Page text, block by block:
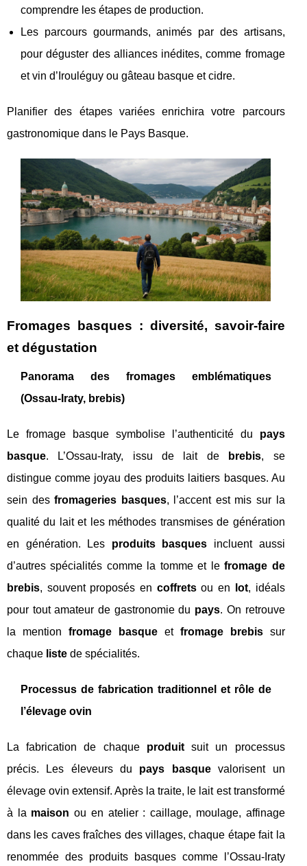
comprendre les étapes de production.
Les parcours gourmands, animés par des artisans,
pour déguster des alliances inédites, comme fromage
et vin d’Irouléguy ou gâteau basque et cidre.
Planifier des étapes variées enrichira votre parcours
gastronomique dans le Pays Basque.
Fromages basques : diversité, savoir-faire
et dégustation
Panorama des fromages emblématiques
(Ossau-Iraty, brebis)
Le fromage basque symbolise l’authenticité du pays
basque. L’Ossau-Iraty, issu de lait de brebis, se
distingue comme joyau des produits laitiers basques. Au
sein desfromageries basques, l’accent est mis sur la
qualité du lait et les méthodes transmises de génération
en génération. Les produits basques incluent aussi
d’autres spécialités comme la tomme et lefromage de
brebis, souvent proposés en coffretsou en lot, idéals
pour tout amateur de gastronomie du pays. On retrouve
la mention fromage basqueet fromage brebissur
chaque liste de spécialités.
Processus de fabrication traditionnel et rôle de
l’élevage ovin
La fabrication de chaque produitsuit un processus
précis. Les éleveurs du pays basquevalorisent un
élevage ovin extensif. Après la traite, le lait est transformé
à la maison ou en atelier : caillage, moulage, affinage
dans les caves fraîches des villages, chaque étape fait la
renommée des produits basques comme l’Ossau-Iraty